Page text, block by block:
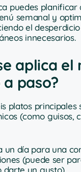
puedes planificar
semanal y
el
innecesarios.
aplica el
a paso?
platos principales
(como guisos,
un día para una
(puede ser